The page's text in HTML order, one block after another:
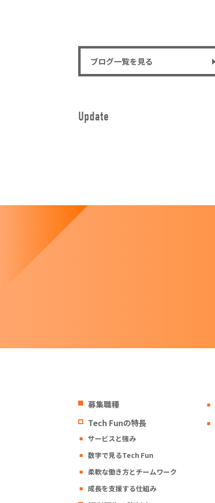
ブログ一覧を見る
Update
募集職種
Tech Funの特長
サービスと強み
数字で見るTech Fun
柔軟な働き方とチームワーク
成長を支援する仕組み